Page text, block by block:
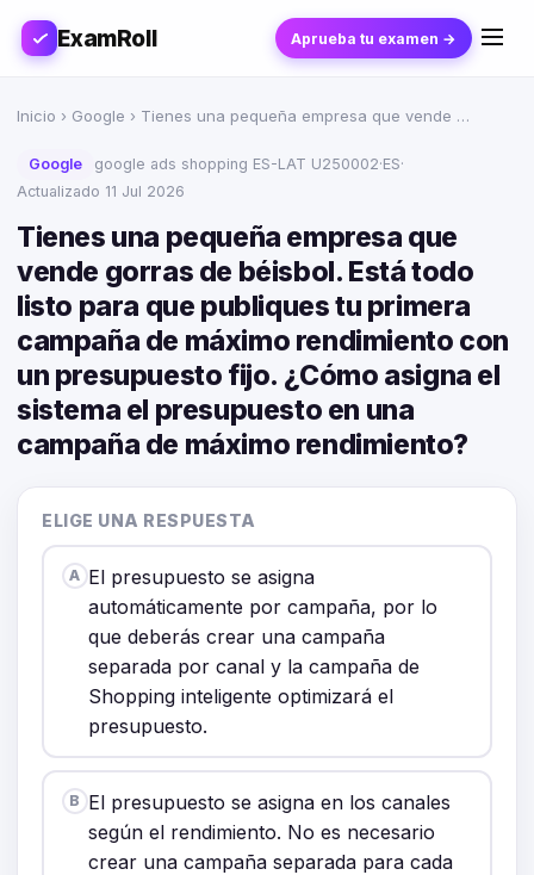
ExamRoll Aprueba tu examen →
Inicio › Google › Tienes una pequeña empresa que vende …
Google google ads shopping ES-LAT U250002·ES·
Actualizado 11 Jul 2026
Tienes una pequeña empresa que
vende gorras de béisbol. Está todo
listo para que publiques tu primera
campaña de máximo rendimiento con
un presupuesto fijo. ¿Cómo asigna el
sistema el presupuesto en una
campaña de máximo rendimiento?
ELIGE UNA RESPUESTA
A El presupuesto se asigna
automáticamente por campaña, por lo
que deberás crear una campaña
separada por canal y la campaña de
Shopping inteligente optimizará el
presupuesto.
B El presupuesto se asigna en los canales
según el rendimiento. No es necesario
crear una campaña separada para cada